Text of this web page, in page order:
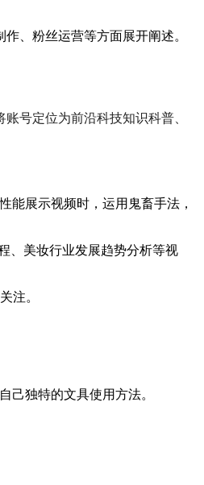
、粉丝运营等方面展开阐述。
号定位为前沿科技知识科普、
能展示视频时，运用鬼畜手法，
、美妆行业发展趋势分析等视
注。
己独特的文具使用方法。